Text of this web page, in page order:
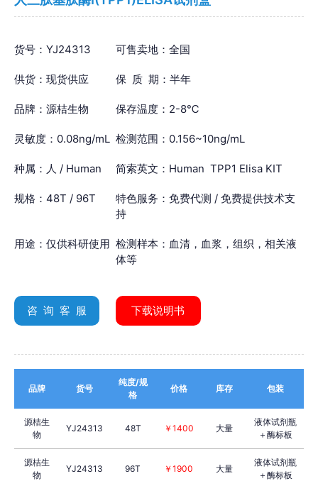
货号：YJ24313 可售卖地：全国
供货：现货供应 保 质 期：半年
品牌：源桔生物 保存温度：2-8℃
灵敏度：0.08ng/mL 检测范围：0.156~10ng/mL
种属：人 / Human 简索英文：Human TPP1 Elisa KIT
规格：48T / 96T
特色服务：免费代测 / 免费提供技术支
持
用途：仅供科研使用 检测样本：血清，血浆，组织，相关液
体等
咨 询 客 服 下载说明书
品牌 货号
纯度/规
格
价格 库存 包装
源桔生
物
YJ24313 48T ￥1400 大量
液体试剂瓶
＋酶标板
源桔生
物
YJ24313 96T ￥1900 大量
液体试剂瓶
＋酶标板